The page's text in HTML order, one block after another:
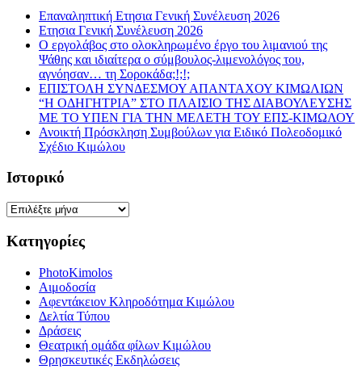
Επαναληπτική Ετησια Γενική Συνέλευση 2026
Ετησια Γενική Συνέλευση 2026
Ο εργολάβος στο ολοκληρωμένο έργο του λιμανιού της
Ψάθης και ιδιαίτερα ο σύμβουλος-λιμενολόγος του,
αγνόησαν… τη Σοροκάδα;!;!;
ΕΠΙΣΤΟΛΗ ΣΥΝΔΕΣΜΟΥ ΑΠΑΝΤΑΧΟΥ ΚΙΜΩΛΙΩΝ
“Η ΟΔΗΓΗΤΡΙΑ” ΣΤΟ ΠΛΑΙΣΙΟ ΤΗΣ ΔΙΑΒΟΥΛΕΥΣΗΣ
ΜΕ ΤΟ ΥΠΕΝ ΓΙΑ ΤΗΝ ΜΕΛΕΤΗ ΤΟΥ ΕΠΣ-ΚΙΜΩΛΟΥ
Ανοικτή Πρόσκληση Συμβούλων για Ειδικό Πολεοδομικό
Σχέδιο Κιμώλου
Ιστορικό
Ιστορικό
Κατηγορίες
PhotoKimolos
Αιμοδοσία
Αφεντάκειον Κληροδότημα Κιμώλου
Δελτία Τύπου
Δράσεις
Θεατρική ομάδα φίλων Κιμώλου
Θρησκευτικές Εκδηλώσεις